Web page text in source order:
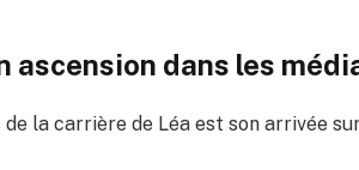
ascension dans les
de la carrière de Léa est son arrivée